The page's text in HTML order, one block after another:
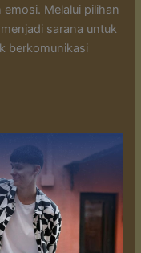
Melalui pilihan
sarana untuk
berkomunikasi